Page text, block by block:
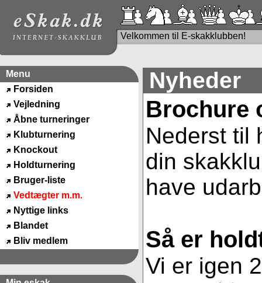
Velkommen til E-skakklubben!
Menu
Forsiden
Vejledning
Åbne turneringer
Klubturnering
Knockout
Holdturnering
Bruger-liste
Vedtægter m.m.
Nyttige links
Blandet
Bliv medlem
Nyheder
Brochure
Nederst til
din
have
Så er
Vi er igen